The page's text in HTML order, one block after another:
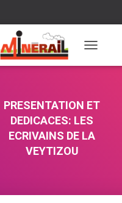
O
L
N
A
T
PRESENTATION ET
DEDICACES: LES
ECRIVAINS DE LA
VEYTIZOU